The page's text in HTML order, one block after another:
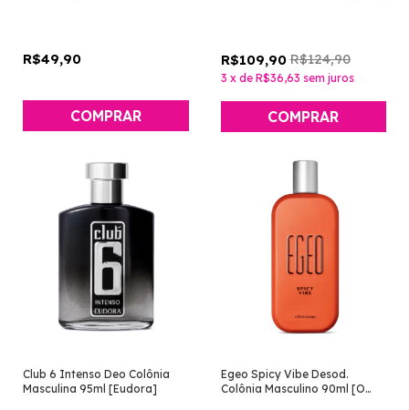
R$49,90 R$109,90 R$124,90
3 x de R$36,63 sem juros
Club 6 Intenso Deo Colônia
Masculina 95ml [Eudora]
Egeo Spicy Vibe Desod.
Colônia Masculino 90ml [O